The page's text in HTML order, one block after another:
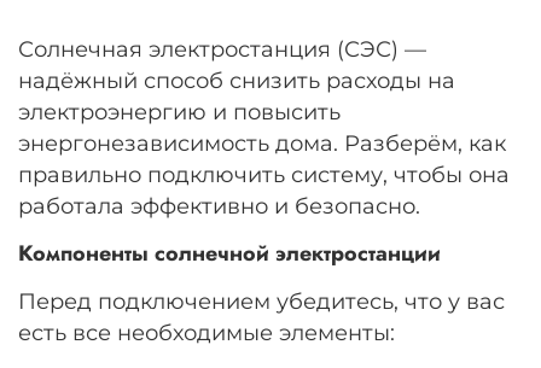
Солнечная электростанция (СЭС) —
надёжный способ снизить расходы на
электроэнергию и повысить
энергонезависимость дома. Разберём, как
правильно подключить систему, чтобы она
работала эффективно и безопасно.
Компоненты солнечной электростанции
Перед подключением убедитесь, что у вас
есть все необходимые элементы: